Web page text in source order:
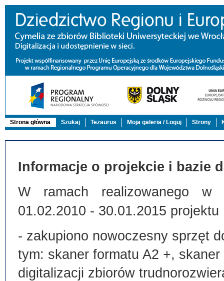
Strona główna Szukaj Tezaurus Moja galeria / Loguj Strony
Informacje o projekcie i bazie
W ramach realizowanego w
01.02.2010 - 30.01.2015 projektu
- zakupiono nowoczesny sprzęt
tym: skaner formatu A2 +,
digitalizacji zbiorów